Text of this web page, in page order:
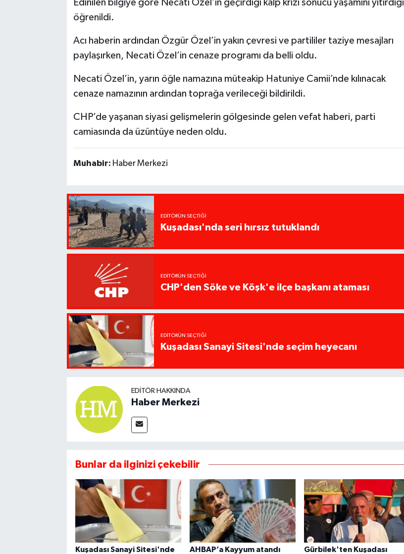
Edinilen bilgiye göre Necati Özel’in geçirdiği kalp krizi sonucu yaşamını yitirdiği
öğrenildi.
Acı haberin ardından Özgür Özel’in yakın çevresi ve partililer taziye mesajları
paylaşırken, Necati Özel’in cenaze programı da belli oldu.
Necati Özel’in, yarın öğle namazına müteakip Hatuniye Camii’nde kılınacak
cenaze namazının ardından toprağa verileceği bildirildi.
CHP’de yaşanan siyasi gelişmelerin gölgesinde gelen vefat haberi, parti
camiasında da üzüntüye neden oldu.
Muhabir: Haber Merkezi
EDITÖRÜN SEÇTIĞI
Kuşadası'nda seri hırsız tutuklandı
EDITÖRÜN SEÇTIĞI
CHP'den Söke ve Köşk'e ilçe başkanı ataması
EDITÖRÜN SEÇTIĞI
Kuşadası Sanayi Sitesi'nde seçim heyecanı
EDITÖR HAKKINDA
Haber Merkezi
Bunlar da ilginizi çekebilir
Kuşadası Sanayi Sitesi'nde
AHBAP’a Kayyum atandı
Gürbilek'ten Kuşadası